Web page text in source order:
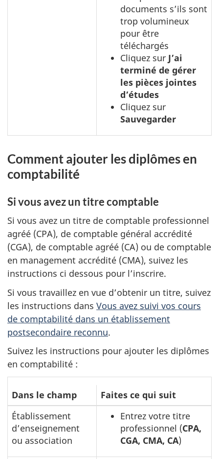
documents s’ils sont
trop volumineux
pour être
téléchargés
Cliquez sur J’ai
terminé de gérer
les pièces jointes
d’études
Cliquez sur
Sauvegarder
Comment ajouter les diplômes en
comptabilité
Si vous avez un titre comptable
Si vous avez un titre de comptable professionnel
agréé (CPA), de comptable général accrédité
(CGA), de comptable agréé (CA) ou de comptable
en management accrédité (CMA), suivez les
instructions ci dessous pour l’inscrire.
Si vous travaillez en vue d’obtenir un titre, suivez
les instructions dans Vous avez suivi vos cours
de comptabilité dans un établissement
postsecondaire reconnu.
Suivez les instructions pour ajouter les diplômes
en comptabilité :
Suivez
les
instructions
pour
ajouter les
Dans le champ
Faites ce qui suit
Établissement
d’enseignement
ou association
Entrez votre titre
professionnel (CPA,
CGA, CMA, CA)